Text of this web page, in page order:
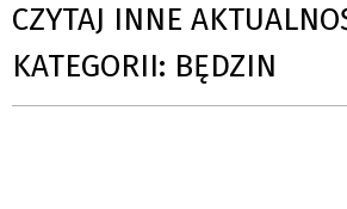
CZYTAJ INNE
KATEGORII: BĘDZIN